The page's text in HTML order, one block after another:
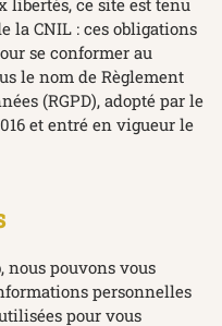
libertés, ce site est tenu
la CNIL : ces obligations
se conformer au
le nom de Règlement
(RGPD), adopté par le
et entré en vigueur le
nous pouvons vous
personnelles
pour vous